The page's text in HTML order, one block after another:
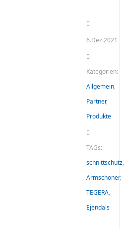
6.Dez.2021
Kategorien:
Allgemein,
Partner,
Produkte
TAGs:
schnittschutz,
Armschoner,
TEGERA,
Ejendals